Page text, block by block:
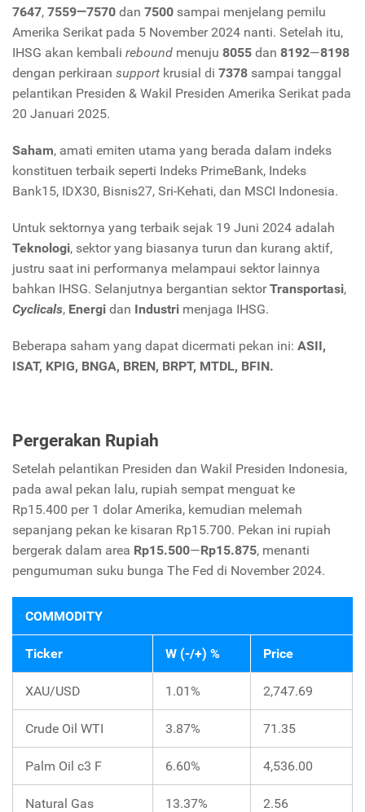
7647, 7559—7570 dan 7500 sampai menjelang pemilu
Amerika Serikat pada 5 November 2024 nanti. Setelah itu,
IHSG akan kembali rebound menuju 8055 dan 8192—8198
dengan perkiraan support krusial di 7378 sampai tanggal
pelantikan Presiden & Wakil Presiden Amerika Serikat pada
20 Januari 2025.
Saham, amati emiten utama yang berada dalam indeks
konstituen terbaik seperti Indeks PrimeBank, Indeks
Bank15, IDX30, Bisnis27, Sri-Kehati, dan MSCI Indonesia.
Untuk sektornya yang terbaik sejak 19 Juni 2024 adalah
Teknologi, sektor yang biasanya turun dan kurang aktif,
justru saat ini performanya melampaui sektor lainnya
bahkan IHSG. Selanjutnya bergantian sektorTransportasi,
Cyclicals, Energi dan Industri menjaga IHSG.
Beberapa saham yang dapat dicermati pekan ini: ASII,
ISAT, KPIG, BNGA, BREN, BRPT, MTDL, BFIN.
Pergerakan Rupiah
Setelah pelantikan Presiden dan Wakil Presiden Indonesia,
pada awal pekan lalu, rupiah sempat menguat ke
Rp15.400 per 1 dolar Amerika, kemudian melemah
sepanjang pekan ke kisaran Rp15.700. Pekan ini rupiah
bergerak dalam area Rp15.500—Rp15.875, menanti
pengumuman suku bunga The Fed di November 2024.
COMMODITY
Ticker W (-/+) % Price
XAU/USD 1.01% 2,747.69
Crude Oil WTI 3.87% 71.35
Palm Oil c3 F 6.60% 4,536.00
Natural Gas 13.37% 2.56